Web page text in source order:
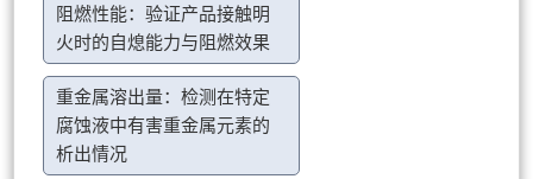
阻燃性能：验证产品接触明
火时的自熄能力与阻燃效果
重金属溶出量：检测在特定
腐蚀液中有害重金属元素的
析出情况